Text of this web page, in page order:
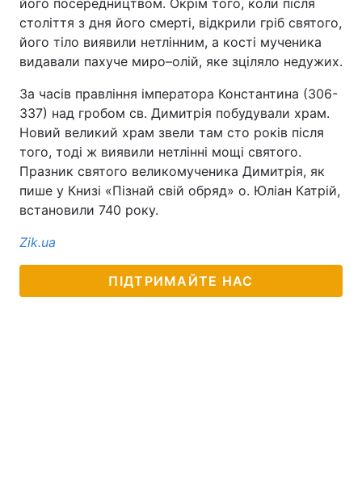
його посередництвом. Окрім того, коли після
століття з дня його смерті, відкрили гріб святого,
його тіло виявили нетлінним, а кості мученика
видавали пахуче миро–олій, яке зціляло недужих.
За часів правління імператора Константина (306-
337) над гробом св. Димитрія побудували храм.
Новий великий храм звели там сто років після
того, тоді ж виявили нетлінні мощі святого.
Празник святого великомученика Димитрія, як
пише у Книзі «Пізнай свій обряд» о. Юліан Катрій,
встановили 740 року.
Zik.ua
ПІДТРИМАЙТЕ НАС